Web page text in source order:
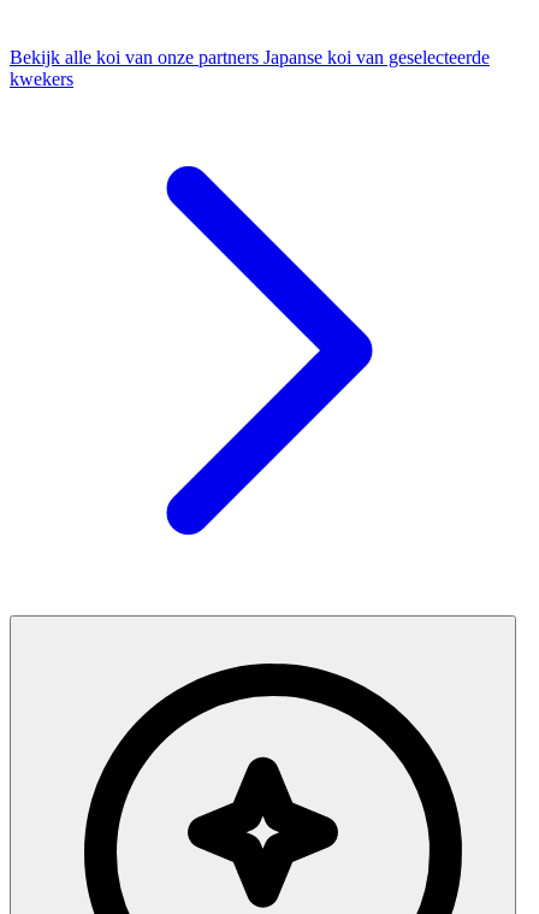
Bekijk alle koi van onze partners Japanse koi van geselecteerde
kwekers